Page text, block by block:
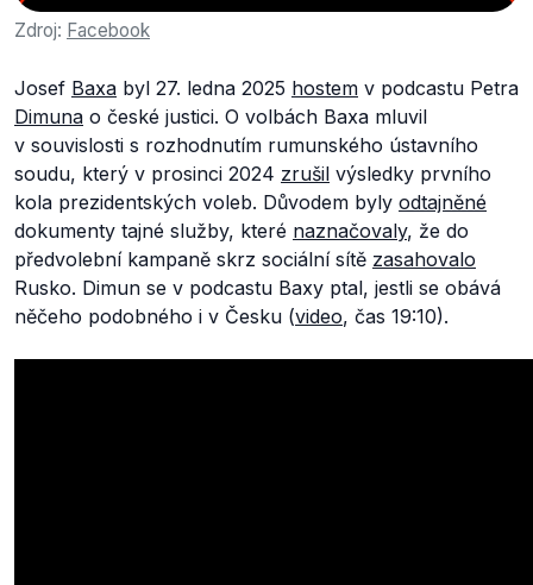
Zdroj: Facebook
Josef Baxa byl 27. ledna 2025 hostem v podcastu Petra
Dimuna o české justici. O volbách Baxa mluvil
v souvislosti s rozhodnutím rumunského ústavního
soudu, který v prosinci 2024 zrušil výsledky prvního
kola prezidentských voleb. Důvodem byly odtajněné
dokumenty tajné služby, které naznačovaly, že do
předvolební kampaně skrz sociální sítě zasahovalo
Rusko. Dimun se v podcastu Baxy ptal, jestli se obává
něčeho podobného i v Česku (video, čas 19:10).